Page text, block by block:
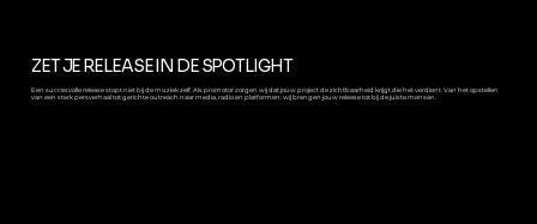
ZET JE RELEASE IN DE SPOTLIGHT
Een succesvolle release stopt niet bij de muziek zelf. Als promotor zorgen wij dat jouw project de zichtbaarheid krijgt die het verdient. Van het opstellen
van een sterk persverhaal tot gerichte outreach naar media, radio en platformen: wij brengen jouw release tot bij de juiste mensen.